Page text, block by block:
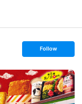
s
t
o
l
l
o
w
Follow